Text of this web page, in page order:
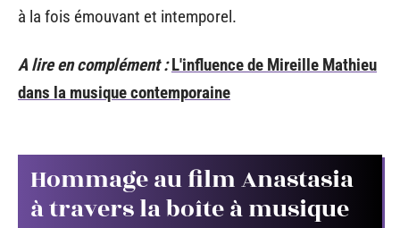
à la fois émouvant et intemporel.
A lire en complément : L'influence de Mireille Mathieu
dans la musique contemporaine
Hommage au film Anastasia
à travers la boîte à musique